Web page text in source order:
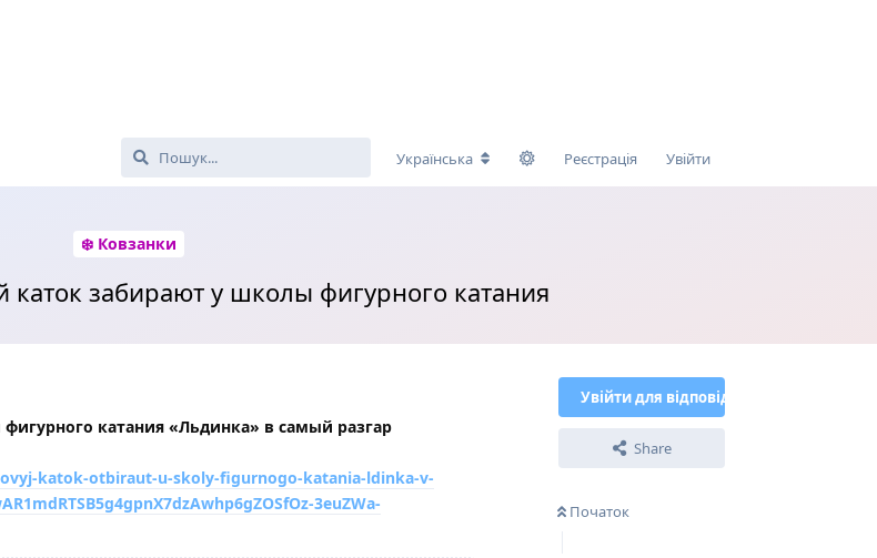
Українська Реєстрація Увійти
❄️ Ковзанки
забирают у школы фигурного катания
Увійти для відповіді
Share
Початок
катания «Льдинка» в самый разгар
katok-otbiraut-u-skoly-figurnogo-katania-ldinka-v-
3euZWa-